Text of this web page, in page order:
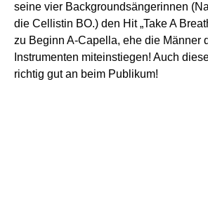
seine vier Backgroundsängerinnen
die Cellistin BO.) den Hit „Take A
zu Beginn A-Capella, ehe die Männer
Instrumenten miteinstiegen! Auch
richtig gut an beim Publikum!